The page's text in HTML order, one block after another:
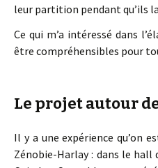
leur partition pendant qu’ils
Ce qui m’a intéressé dans
être compréhensibles pour
Le projet autour
Il y a une expérience qu’on
Zénobie-Harlay : dans le hall